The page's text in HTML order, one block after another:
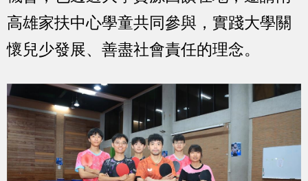
高雄家扶中心學童共同參與，實踐大學關
懷兒少發展、善盡社會責任的理念。